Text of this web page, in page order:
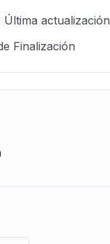
actualización
Finalización